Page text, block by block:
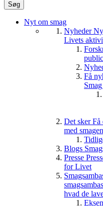
Nyt om smag
Nyheder
Livets
Få
Det skerFå
med
Blogs
Presse
for Livet
hvad de